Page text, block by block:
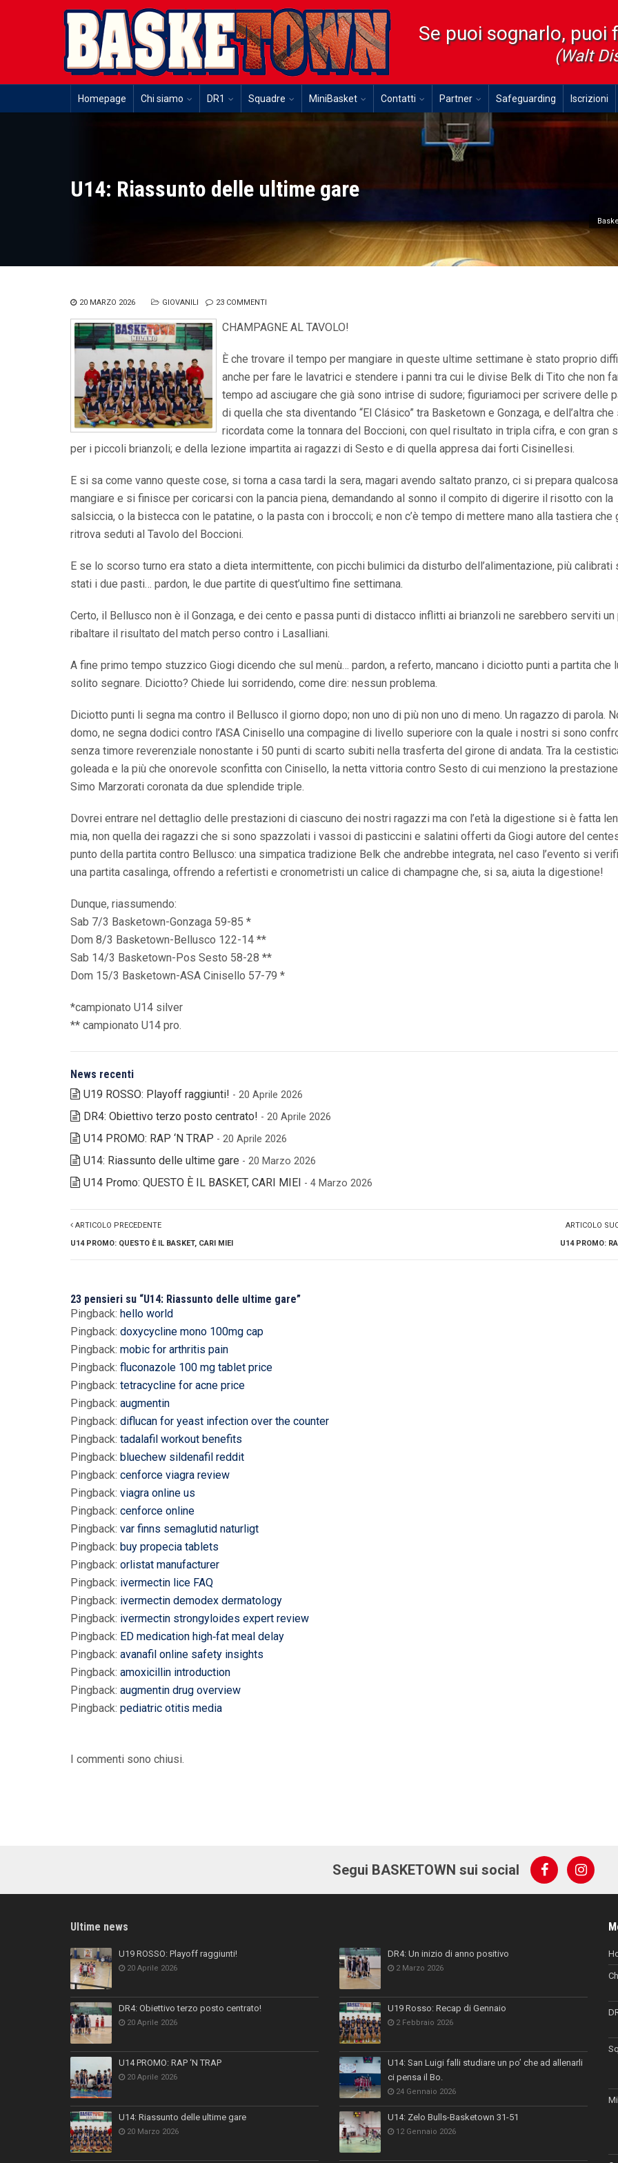
Se puoi sognarlo, puoi
(Walt
Homepage Chi siamo DR1 Squadre MiniBasket Contatti Partner Safeguarding Iscrizioni
U14: Riassunto delle ultime gare
20 MARZO 2026 GIOVANILI 23 COMMENTI
CHAMPAGNE AL TAVOLO!
È che trovare il tempo per mangiare in queste ultime settimane è stato proprio
anche per fare le lavatrici e stendere i panni tra cui le divise Belk di Tito che non
tempo ad asciugare che già sono intrise di sudore; figuriamoci per scrivere delle
di quella che sta diventando “El Clásico” tra Basketown e Gonzaga, e dell’altra che
ricordata come la tonnara del Boccioni, con quel risultato in tripla cifra, e con gran
per i piccoli brianzoli; e della lezione impartita ai ragazzi di Sesto e di quella appresa dai forti Cisinellesi.
E si sa come vanno queste cose, si torna a casa tardi la sera, magari avendo saltato pranzo, ci si prepara
mangiare e si finisce per coricarsi con la pancia piena, demandando al sonno il compito di digerire il risotto con la
salsiccia, o la bistecca con le patatine, o la pasta con i broccoli; e non c’è tempo di mettere mano alla tastiera che
ritrova seduti al Tavolo del Boccioni.
E se lo scorso turno era stato a dieta intermittente, con picchi bulimici da disturbo dell’alimentazione, più calibrati
stati i due pasti… pardon, le due partite di quest’ultimo fine settimana.
Certo, il Bellusco non è il Gonzaga, e dei cento e passa punti di distacco inflitti ai brianzoli ne sarebbero serviti un
ribaltare il risultato del match perso contro i Lasalliani.
A fine primo tempo stuzzico Giogi dicendo che sul menù… pardon, a referto, mancano i diciotto punti a partita che
solito segnare. Diciotto? Chiede lui sorridendo, come dire: nessun problema.
Diciotto punti li segna ma contro il Bellusco il giorno dopo; non uno di più non uno di meno. Un ragazzo di parola.
domo, ne segna dodici contro l’ASA Cinisello una compagine di livello superiore con la quale i nostri si sono
senza timore reverenziale nonostante i 50 punti di scarto subiti nella trasferta del girone di andata. Tra la
goleada e la più che onorevole sconfitta con Cinisello, la netta vittoria contro Sesto di cui menziono la
Simo Marzorati coronata da due splendide triple.
Dovrei entrare nel dettaglio delle prestazioni di ciascuno dei nostri ragazzi ma con l’età la digestione si è fatta
mia, non quella dei ragazzi che si sono spazzolati i vassoi di pasticcini e salatini offerti da Giogi autore del
punto della partita contro Bellusco: una simpatica tradizione Belk che andrebbe integrata, nel caso l’evento si
una partita casalinga, offrendo a refertisti e cronometristi un calice di champagne che, si sa, aiuta la digestione!
Dunque, riassumendo:
Sab 7/3 Basketown-Gonzaga 59-85 *
Dom 8/3 Basketown-Bellusco 122-14 **
Sab 14/3 Basketown-Pos Sesto 58-28 **
Dom 15/3 Basketown-ASA Cinisello 57-79 *
*campionato U14 silver
** campionato U14 pro.
News recenti
U19 ROSSO: Playoff raggiunti! - 20 Aprile 2026
DR4: Obiettivo terzo posto centrato! - 20 Aprile 2026
U14 PROMO: RAP ‘N TRAP - 20 Aprile 2026
U14: Riassunto delle ultime gare - 20 Marzo 2026
U14 Promo: QUESTO È IL BASKET, CARI MIEI - 4 Marzo 2026
ARTICOLO PRECEDENTE
U14 PROMO: QUESTO È IL BASKET, CARI MIEI
ARTICOLO
U14 PROMO:
23 pensieri su “U14: Riassunto delle ultime gare”
Pingback: hello world
Pingback: doxycycline mono 100mg cap
Pingback: mobic for arthritis pain
Pingback: fluconazole 100 mg tablet price
Pingback: tetracycline for acne price
Pingback: augmentin
Pingback: diflucan for yeast infection over the counter
Pingback: tadalafil workout benefits
Pingback: bluechew sildenafil reddit
Pingback: cenforce viagra review
Pingback: viagra online us
Pingback: cenforce online
Pingback: var finns semaglutid naturligt
Pingback: buy propecia tablets
Pingback: orlistat manufacturer
Pingback: ivermectin lice FAQ
Pingback: ivermectin demodex dermatology
Pingback: ivermectin strongyloides expert review
Pingback: ED medication high‑fat meal delay
Pingback: avanafil online safety insights
Pingback: amoxicillin introduction
Pingback: augmentin drug overview
Pingback: pediatric otitis media
I commenti sono chiusi.
Segui BASKETOWN sui social
Ultime news
U19 ROSSO: Playoff raggiunti!
20 Aprile 2026
DR4: Obiettivo terzo posto centrato!
20 Aprile 2026
U14 PROMO: RAP ‘N TRAP
20 Aprile 2026
U14: Riassunto delle ultime gare
20 Marzo 2026
DR4: Un inizio di anno positivo
2 Marzo 2026
U19 Rosso: Recap di Gennaio
2 Febbraio 2026
U14: San Luigi falli studiare un po’ che ad allenarli
ci pensa il Bo.
24 Gennaio 2026
U14: Zelo Bulls-Basketown 31-51
12 Gennaio 2026